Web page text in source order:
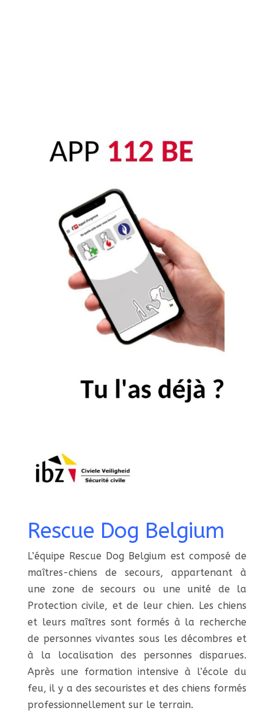
Rescue Dog Belgium
L’équipe Rescue Dog Belgium est composé de
maîtres-chiens de secours, appartenant à
une zone de secours ou une unité de la
Protection civile, et de leur chien. Les chiens
et leurs maîtres sont formés à la recherche
de personnes vivantes sous les décombres et
à la localisation des personnes disparues.
Après une formation intensive à l’école du
feu, il y a des secouristes et des chiens formés
professionnellement sur le terrain.